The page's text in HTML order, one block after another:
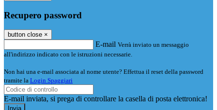
Recupero password
button close ×
E-mail Verrà inviato un messaggio
all'indirizzo indicato con le istruzioni necessarie.
Non hai una e-mail associata al nome utente? Effettua il reset della password
tramite la Login Spaggiari
E-mail inviata, si prega di controllare la casella di posta elettronica!